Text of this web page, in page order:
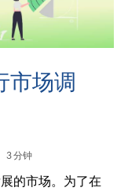
市场调
3 分钟
的市场。为了在